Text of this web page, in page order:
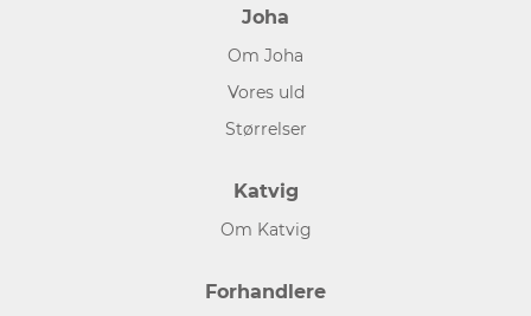
Joha
Om Joha
Vores uld
Størrelser
Katvig
Om Katvig
Forhandlere